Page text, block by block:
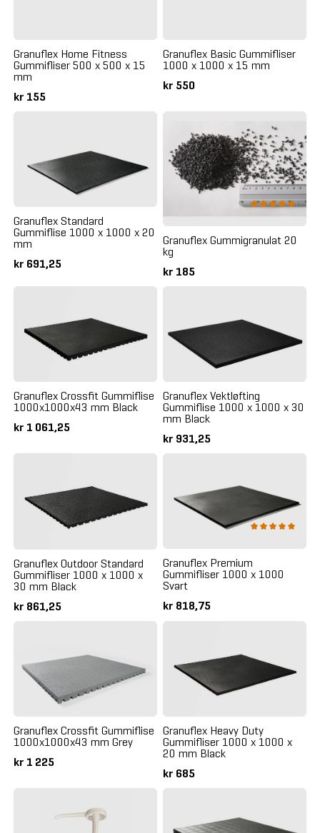
Granuflex Home Fitness
Gummifliser 500 x 500 x 15
mm
kr 155
Granuflex Basic Gummifliser
1000 x 1000 x 15 mm
kr 550
Granuflex Standard
Gummiflise 1000 x 1000 x 20
mm
kr 691,25
Granuflex Gummigranulat 20
kg
kr 185
Granuflex Crossfit Gummiflise
1000x1000x43 mm Black
kr 1 061,25
Granuflex Vektløfting
Gummiflise 1000 x 1000 x 30
mm Black
kr 931,25
Granuflex Outdoor Standard
Gummifliser 1000 x 1000 x
30 mm Black
kr 861,25
Granuflex Premium
Gummifliser 1000 x 1000
Svart
kr 818,75
Granuflex Crossfit Gummiflise
1000x1000x43 mm Grey
kr 1 225
Granuflex Heavy Duty
Gummifliser 1000 x 1000 x
20 mm Black
kr 685